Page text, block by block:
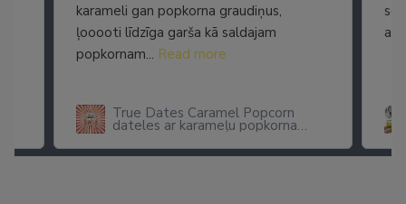
karameli gan popkorna graudiņus,
ļooooti līdzīga garša kā saldajam
popkornam... Read more
True Dates Caramel Popcorn
dateles ar karameļu popkorna
arī